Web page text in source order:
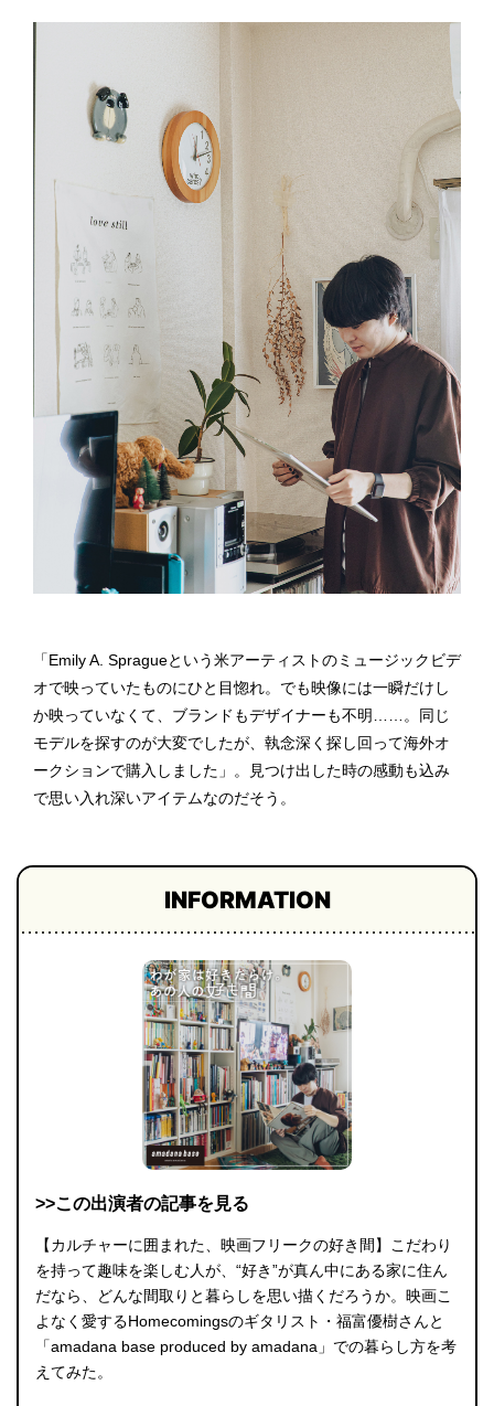
「Emily A. Spragueという米アーティストのミュージックビデ
オで映っていたものにひと目惚れ。でも映像には一瞬だけし
か映っていなくて、ブランドもデザイナーも不明……。同じ
モデルを探すのが大変でしたが、執念深く探し回って海外オ
ークションで購入しました」。見つけ出した時の感動も込み
で思い入れ深いアイテムなのだそう。
INFORMATION
>>この出演者の記事を見る
【カルチャーに囲まれた、映画フリークの好き間】こだわり
を持って趣味を楽しむ人が、“好き”が真ん中にある家に住ん
だなら、どんな間取りと暮らしを思い描くだろうか。映画こ
よなく愛するHomecomingsのギタリスト・福富優樹さんと
「amadana base produced by amadana」での暮らし方を考
えてみた。